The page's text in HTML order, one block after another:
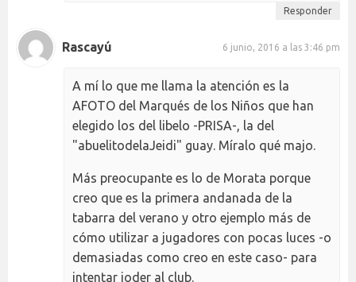
Responder
Rascayú 6 junio, 2016 a las 3:46 pm
A mí lo que me llama la atención es la
AFOTO del Marqués de los Niños que han
elegido los del libelo -PRISA-, la del
"abuelitodelaJeidi" guay. Míralo qué majo.
Más preocupante es lo de Morata porque
creo que es la primera andanada de la
tabarra del verano y otro ejemplo más de
cómo utilizar a jugadores con pocas luces -o
demasiadas como creo en este caso- para
intentar joder al club.